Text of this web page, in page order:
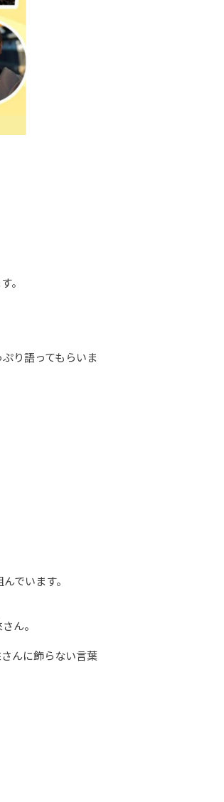
。
り語ってもらいま
でいます。
ん。
んに飾らない言葉